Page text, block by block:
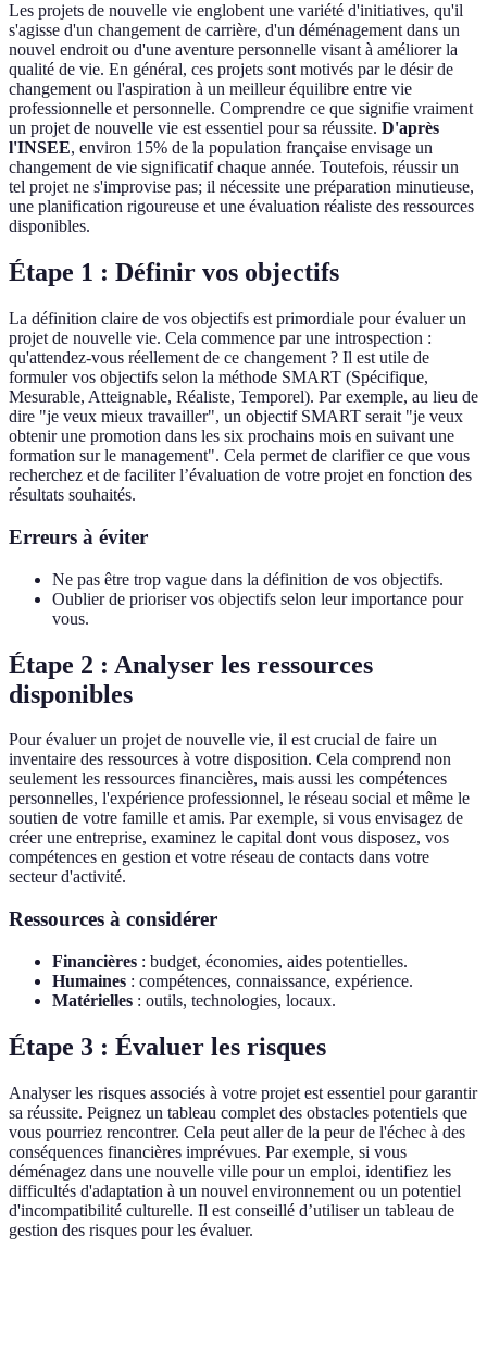
Les projets de nouvelle vie englobent une variété d'initiatives, qu'il
s'agisse d'un changement de carrière, d'un déménagement dans un
nouvel endroit ou d'une aventure personnelle visant à améliorer la
qualité de vie. En général, ces projets sont motivés par le désir de
changement ou l'aspiration à un meilleur équilibre entre vie
professionnelle et personnelle. Comprendre ce que signifie vraiment
un projet de nouvelle vie est essentiel pour sa réussite. D'après
l'INSEE, environ 15% de la population française envisage un
changement de vie significatif chaque année. Toutefois, réussir un
tel projet ne s'improvise pas; il nécessite une préparation minutieuse,
une planification rigoureuse et une évaluation réaliste des ressources
disponibles.
Étape 1 : Définir vos objectifs
La définition claire de vos objectifs est primordiale pour évaluer un
projet de nouvelle vie. Cela commence par une introspection :
qu'attendez-vous réellement de ce changement ? Il est utile de
formuler vos objectifs selon la méthode SMART (Spécifique,
Mesurable, Atteignable, Réaliste, Temporel). Par exemple, au lieu de
dire "je veux mieux travailler", un objectif SMART serait "je veux
obtenir une promotion dans les six prochains mois en suivant une
formation sur le management". Cela permet de clarifier ce que vous
recherchez et de faciliter l’évaluation de votre projet en fonction des
résultats souhaités.
Erreurs à éviter
Ne pas être trop vague dans la définition de vos objectifs.
Oublier de prioriser vos objectifs selon leur importance pour
vous.
Étape 2 : Analyser les ressources
disponibles
Pour évaluer un projet de nouvelle vie, il est crucial de faire un
inventaire des ressources à votre disposition. Cela comprend non
seulement les ressources financières, mais aussi les compétences
personnelles, l'expérience professionnel, le réseau social et même le
soutien de votre famille et amis. Par exemple, si vous envisagez de
créer une entreprise, examinez le capital dont vous disposez, vos
compétences en gestion et votre réseau de contacts dans votre
secteur d'activité.
Ressources à considérer
Financières : budget, économies, aides potentielles.
Humaines : compétences, connaissance, expérience.
Matérielles : outils, technologies, locaux.
Étape 3 : Évaluer les risques
Analyser les risques associés à votre projet est essentiel pour garantir
sa réussite. Peignez un tableau complet des obstacles potentiels que
vous pourriez rencontrer. Cela peut aller de la peur de l'échec à des
conséquences financières imprévues. Par exemple, si vous
déménagez dans une nouvelle ville pour un emploi, identifiez les
difficultés d'adaptation à un nouvel environnement ou un potentiel
d'incompatibilité culturelle. Il est conseillé d’utiliser un tableau de
gestion des risques pour les évaluer.